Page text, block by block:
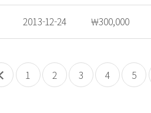
2013-12-24 ￦300,000
1 2 3 4 5